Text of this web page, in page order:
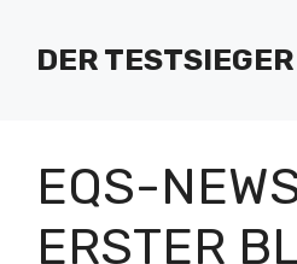
Inhalt
springenDER TESTSIEGER
EQS-
ERSTER